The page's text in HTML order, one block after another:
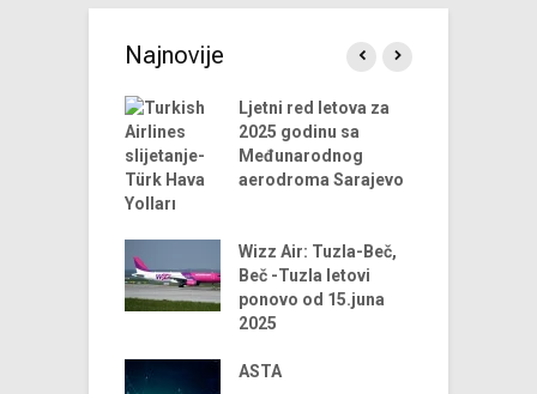
Najnovije
Ljetni red letova za
2025 godinu sa
Međunarodnog
aerodroma Sarajevo
Wizz Air: Tuzla-Beč,
Beč -Tuzla letovi
ponovo od 15.juna
2025
ASTA